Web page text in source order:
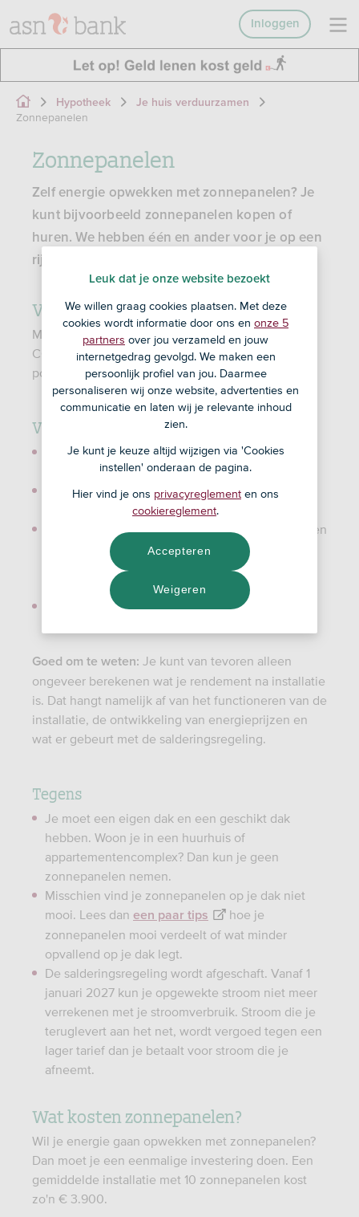
Inloggen
Hypotheek Je huis verduurzamen
Zonnepanelen
Zonnepanelen
Zelf energie opwekken met zonnepanelen? Je
kunt bijvoorbeeld zonnepanelen kopen of
huren. We hebben één en ander voor je op een
rijtje gezet.
Voors en tegens van zonnepanelen
Met zonnepanelen wek je zelf energie op, zonder
CO
-uitstoot. Goed voor het milieu én voor je
portemonnee.
Voors
Zonnepanelen leveren energie op en daarmee
bespaar je geld.
Het is goed voor het klimaat, want het scheelt
Je hebt minder last van wisselende energieprijzen
en misschien kun je een terugleververgoeding
krijgen op je opgewekte energie die je niet
Je verdient zonnepanelen na ongeveer 8 jaar
Goed om te weten: Je kunt van tevoren alleen
ongeveer berekenen wat je rendement na installatie
is. Dat hangt namelijk af van het functioneren van de
installatie, de ontwikkeling van energieprijzen en
wat er gebeurt met de salderingsregeling.
Tegens
Je moet een eigen dak en een geschikt dak
hebben. Woon je in een huurhuis of
appartementencomplex? Dan kun je geen
zonnepanelen nemen.
Misschien vind je zonnepanelen op je dak niet
mooi. Lees dan een paar tips
hoe je
zonnepanelen mooi verdeelt of wat minder
opvallend op je dak legt.
De salderingsregeling wordt afgeschaft. Vanaf 1
januari 2027 kun je opgewekte stroom niet meer
verrekenen met je stroomverbruik. Stroom die je
teruglevert aan het net, wordt vergoed tegen een
lager tarief dan je betaalt voor stroom die je
afneemt.
Wat kosten zonnepanelen?
Wil je energie gaan opwekken met zonnepanelen?
Dan moet je een eenmalige investering doen. Een
gemiddelde installatie met 10 zonnepanelen kost
zo'n € 3.900.
Leuk dat je onze website bezoekt
We willen graag cookies plaatsen. Met deze
cookies wordt informatie door ons en onze 5
partners over jou verzameld en jouw
internetgedrag gevolgd. We maken een
persoonlijk profiel van jou. Daarmee
personaliseren wij onze website, advertenties en
communicatie en laten wij je relevante inhoud
zien.
Je kunt je keuze altijd wijzigen via 'Cookies
instellen' onderaan de pagina.
Hier vind je ons privacyreglement en ons
cookiereglement.
Weigeren
Accepteren